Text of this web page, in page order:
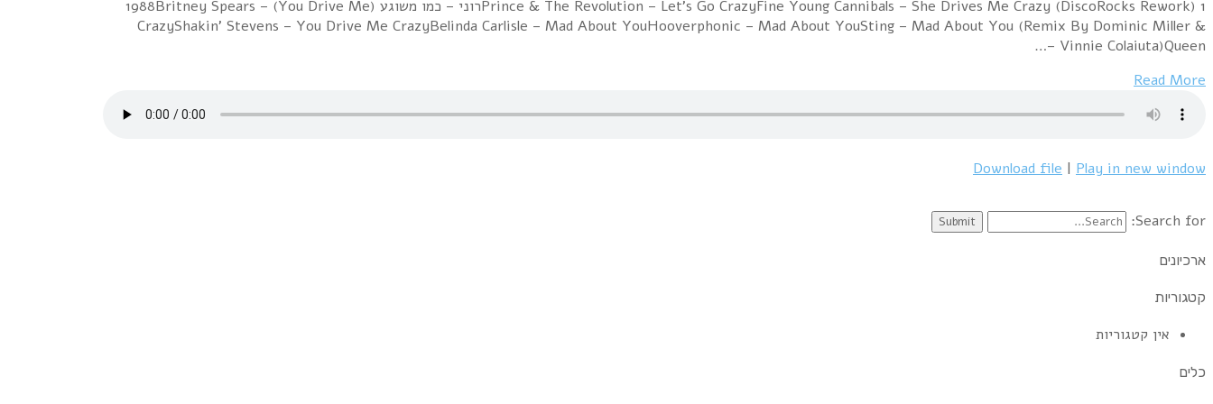
1 Prince & The Revolution – Let's Go CrazyFine Young Cannibals – She Drives Me Crazy (DiscoRocks Rework)רוני – כמו משוגע 1988Britney Spears – (You Drive Me)
CrazyShakin' Stevens – You Drive Me CrazyBelinda Carlisle – Mad About YouHooverphonic – Mad About YouSting – Mad About You (Remix By Dominic Miller &
Vinnie Colaiuta)Queen –…
Read More
Download file | Play in new window
Search for:
ארכיונים
קטגוריות
אין קטגוריות
כלים